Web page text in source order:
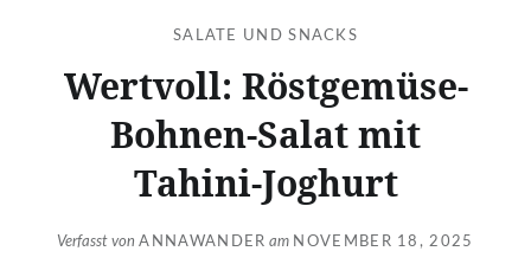
SALATE UND SNACKS
Wertvoll: Röstgemüse-
Bohnen-Salat mit
Tahini-Joghurt
Verfasst vonANNAWANDER am NOVEMBER 18, 2025